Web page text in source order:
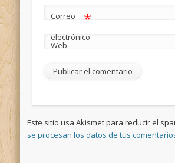
Correo
electrónico
*
Web
Este sitio usa Akismet para reducir el
se procesan los datos de tus